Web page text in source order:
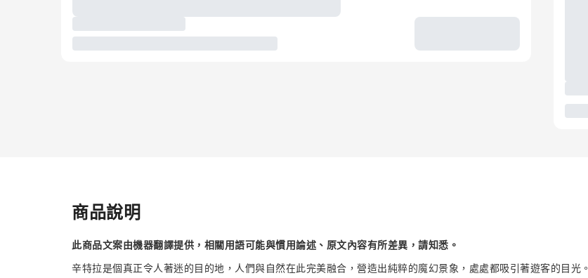
商品說明
此商品文案由機器翻譯提供，相關用語可能與慣用論述、原文內容有所差異，請知悉。
辛特拉是個真正令人著迷的目的地，人們與自然在此完美融合，營造出純粹的魔幻景象，處處都吸引著遊客的目光。